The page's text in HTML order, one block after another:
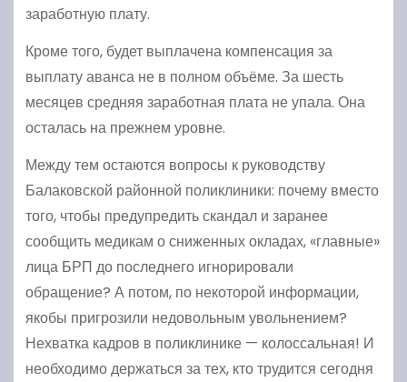
заработную плату.
Кроме того, будет выплачена компенсация за
выплату аванса не в полном объёме. За шесть
месяцев средняя заработная плата не упала. Она
осталась на прежнем уровне.
Между тем остаются вопросы к руководству
Балаковской районной поликлиники: почему вместо
того, чтобы предупредить скандал и заранее
сообщить медикам о сниженных окладах, «главные»
лица БРП до последнего игнорировали
обращение? А потом, по некоторой информации,
якобы пригрозили недовольным увольнением?
Нехватка кадров в поликлинике — колоссальная! И
необходимо держаться за тех, кто трудится сегодня